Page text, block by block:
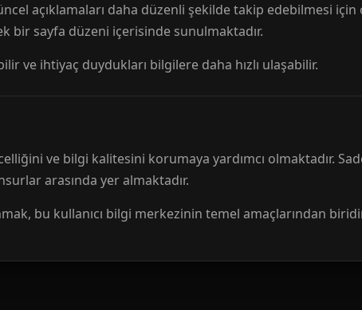
açıklamaları daha düzenli şekilde takip edebilmesi
bir sayfa düzeni içerisinde sunulmaktadır.
ve ihtiyaç duydukları bilgilere daha hızlı ulaşabilir.
ve bilgi kalitesini korumaya yardımcı olmaktadır.
arasında yer almaktadır.
bu kullanıcı bilgi merkezinin temel amaçlarından